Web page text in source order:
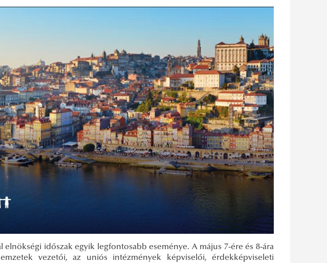
időszak egyik legfontosabb eseménye. A május 7-ére és 8-ára
vezetői, az uniós intézmények képviselői, érdekképviseleti